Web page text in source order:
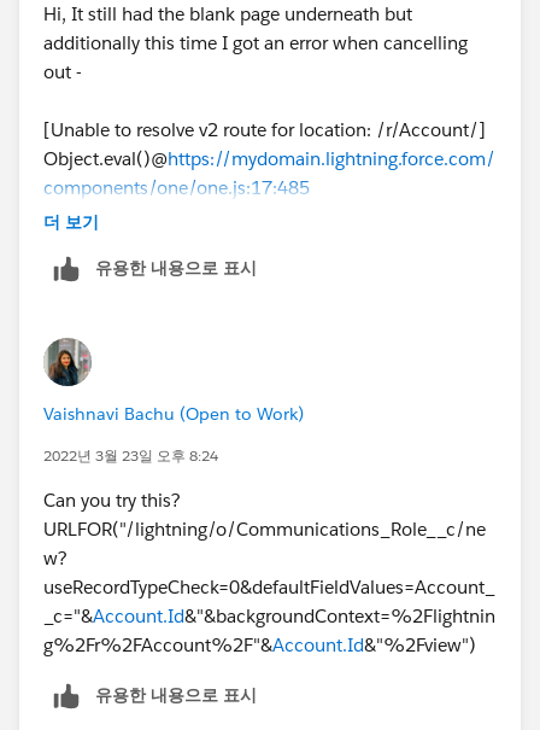
Hi, It still had the blank page underneath but
additionally this time I got an error when cancelling
out -
[Unable to resolve v2 route for location: /r/Account/]
Object.eval()@https://mydomain.lightning.force.com/
components/one/one.js:17:485
Object.resolveRoute()@
Object.eval()@https://mydomain.lightning.force.com/
u.resolveUrl()@
/components/laf/navigationService.js:1:871
Object.eval()@
components/laf/appLayoutHost.js:46:77
u.resolveUrl()@https://mydomain.lightning.force.com
더 보기
유용한 내용으로 표시
Vaishnavi Bachu (Open to Work)
2022년 3월 23일 오후 8:24
Can you try this?
URLFOR("/lightning/o/Communications_Role__c/ne
w?
useRecordTypeCheck=0&defaultFieldValues=Account_
_c="&Account.Id&"&backgroundContext=%2Flightnin
g%2Fr%2FAccount%2F"&Account.Id&"%2Fview")
유용한 내용으로 표시